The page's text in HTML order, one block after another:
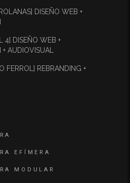
DISEÑO WEB +
4] DISEÑO WEB +
AUDIOVISUAL
FERROL] REBRANDING +
EFÍMERA
MODULAR